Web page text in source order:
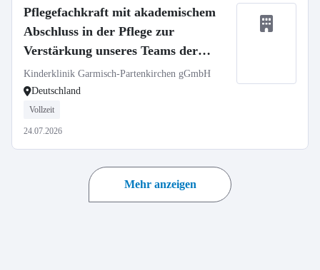
Pflegefachkraft mit akademischem
Abschluss in der Pflege zur
Verstärkung unseres Teams der
Zentralen Praxisanleitung (m/w/d)
Kinderklinik Garmisch-Partenkirchen gGmbH
Deutschland
Vollzeit
24.07.2026
Mehr anzeigen